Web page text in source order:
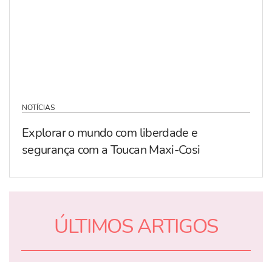
NOTÍCIAS
Explorar o mundo com liberdade e
segurança com a Toucan Maxi-Cosi
ÚLTIMOS ARTIGOS